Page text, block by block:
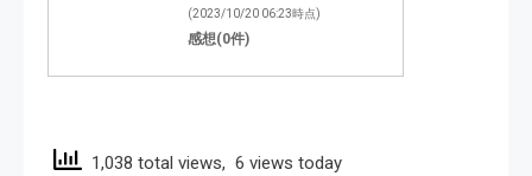
(2023/10/20 06:23時点)
感想(0件)
1,038 total views, 6 views today